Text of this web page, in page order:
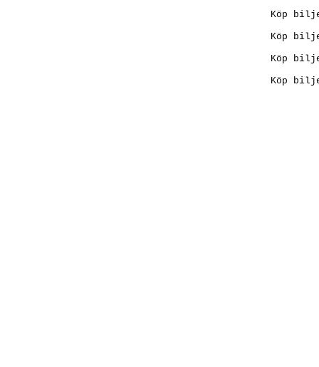
Köp
Köp
Köp
Köp